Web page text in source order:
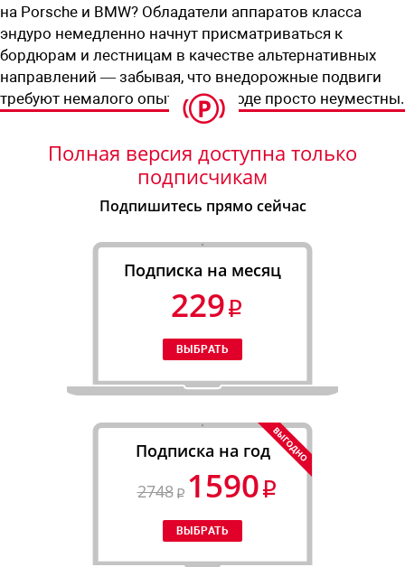
на Porsche и BMW? Обладатели аппаратов класса
эндуро немедленно начнут присматриваться к
бордюрам и лестницам в качестве альтернативных
направлений — забывая, что внедорожные подвиги
требуют немалого опыта и в городе просто неуместны.
Полная версия доступна только
подписчикам
Подпишитесь прямо сейчас
Подписка на месяц
229
Подписка на год
2748
1590